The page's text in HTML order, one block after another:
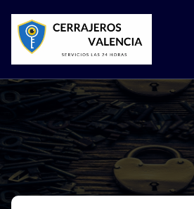
content